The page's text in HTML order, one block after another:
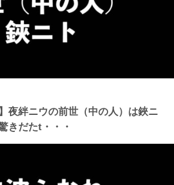
夜絆ニウの前世（中の人）は鋏ニ
きだたt・・・